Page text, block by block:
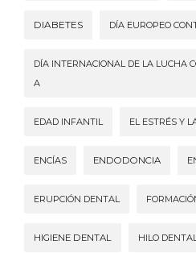
DIABETES DÍA EUROPEO
DÍA INTERNACIONAL DE LA LUCHA
A
EDAD INFANTIL EL ESTRÉS Y
ENCÍAS ENDODONCIA
ERUPCIÓN DENTAL
HIGIENE DENTAL HILO